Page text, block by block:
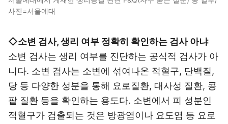
사진=서울예대
◇소변 검사, 생리 여부 정확히 확인하는 검사 아냐
소변 검사는 생리 여부를 진단하는 공식적 검사가 아
니다. 소변 검사는 소변에 섞여나온 적혈구, 단백질,
당 등 다양한 성분을 통해 요로질환, 대사성 질환, 콩
팥 질환 등을 확인하는 용도다. 소변에서 피 성분인
적혈구가 검출되는 것은 방광염이나 요도염 등 요로